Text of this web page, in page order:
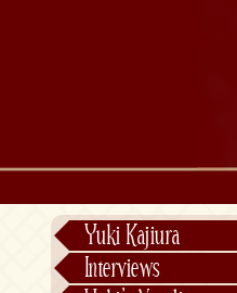
Yuki Kajiura
Interviews